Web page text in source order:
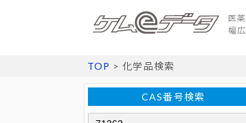
医
幅
TOP > 化学品検索
CAS番号検索